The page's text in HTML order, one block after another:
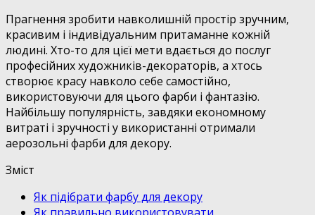
Прагнення зробити навколишній простір зручним,
красивим і індивідуальним притаманне кожній
людині. Хто-то для цієї мети вдається до послуг
професійних художників-декораторів, а хтось
створює красу навколо себе самостійно,
використовуючи для цього фарби і фантазію.
Найбільшу популярність, завдяки економному
витраті і зручності у використанні отримали
аерозольні фарби для декору.
Зміст
Як підібрати фарбу для декору